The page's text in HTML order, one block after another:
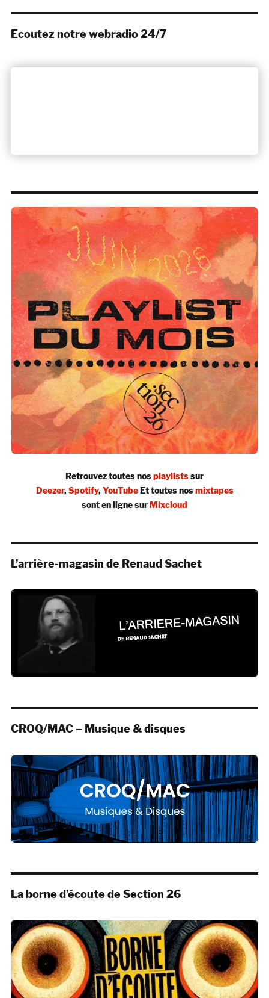
Ecoutez notre webradio 24/7
Retrouvez toutes nosplaylistssur
Deezer,Spotify,YouTubeEt toutes nosmixtapes
sont en ligne surMixcloud
L’arrière-magasin de Renaud Sachet
CROQ/MAC – Musique & disques
La borne d’écoute de Section 26